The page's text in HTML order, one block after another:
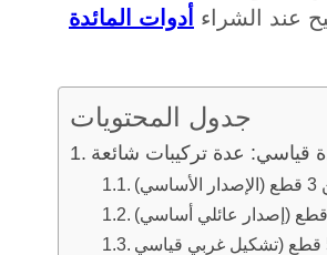
الشراءأدوات المائدة
جدول المحتويات
عدة تركيبات شائعة
من 5 قطع (تشكيل غربي قياسي